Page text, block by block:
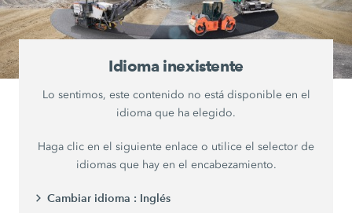
Idioma inexistente
Lo sentimos, este contenido no está disponible en el
idioma que ha elegido.
Haga clic en el siguiente enlace o utilice el selector de
idiomas que hay en el encabezamiento.
Cambiar idioma : Inglés